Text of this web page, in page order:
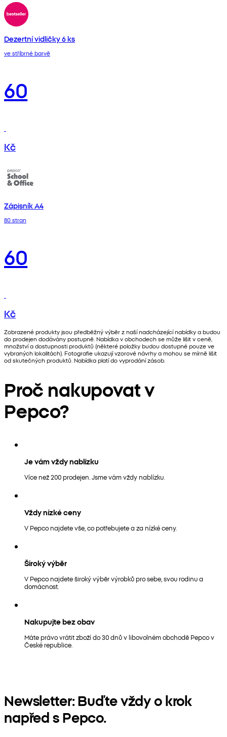
Dezertní vidličky 6 ks
ve stříbrné barvě
60
Kč
Zápisník A4
80 stran
60
Kč
Zobrazené produkty jsou předběžný výběr z naší nadcházející nabídky a budou
do prodejen dodávány postupně. Nabídka v obchodech se může lišit v ceně,
množství a dostupnosti produktů (některé položky budou dostupné pouze ve
vybraných lokalitách). Fotografie ukazují vzorové návrhy a mohou se mírně lišit
od skutečných produktů. Nabídka platí do vyprodání zásob.
Proč nakupovat v
Pepco?
Je vám vždy nablízku
Více než 200 prodejen. Jsme vám vždy nablízku.
Vždy nízké ceny
V Pepco najdete vše, co potřebujete a za nízké ceny.
Široký výběr
V Pepco najdete široký výběr výrobků pro sebe, svou rodinu a
domácnost.
Nakupujte bez obav
Máte právo vrátit zboží do 30 dnů v libovolném obchodě Pepco v
České republice.
Newsletter: Buďte vždy o krok
napřed s Pepco.